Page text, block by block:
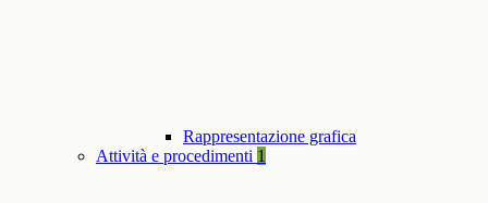
Rappresentazione grafica
Attività e procedimenti 1